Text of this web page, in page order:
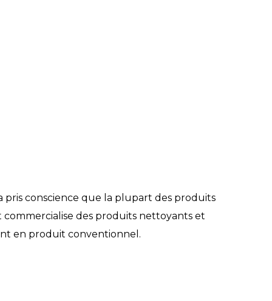
pris conscience que la plupart des produits
des produits nettoyants et
en produit conventionnel.